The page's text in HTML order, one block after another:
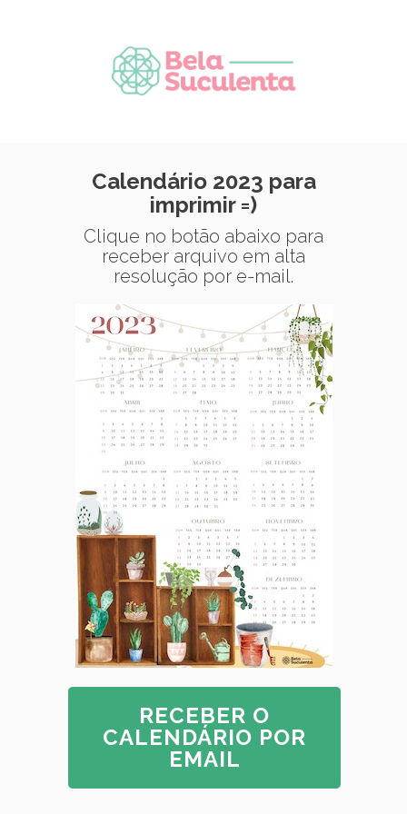
Calendário 2023 para
imprimir =)
Clique no botão abaixo para
receber arquivo em alta
resolução por e-mail.
RECEBER O
CALENDÁRIO POR
EMAIL